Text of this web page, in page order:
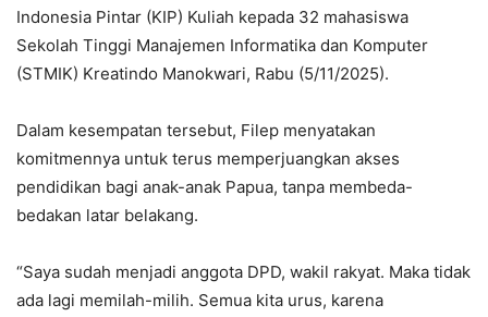
Indonesia Pintar (KIP) Kuliah kepada 32 mahasiswa
Sekolah Tinggi Manajemen Informatika dan Komputer
(STMIK) Kreatindo Manokwari, Rabu (5/11/2025).
Dalam kesempatan tersebut, Filep menyatakan
komitmennya untuk terus memperjuangkan akses
pendidikan bagi anak-anak Papua, tanpa membeda-
bedakan latar belakang.
“Saya sudah menjadi anggota DPD, wakil rakyat. Maka tidak
ada lagi memilah-milih. Semua kita urus, karena